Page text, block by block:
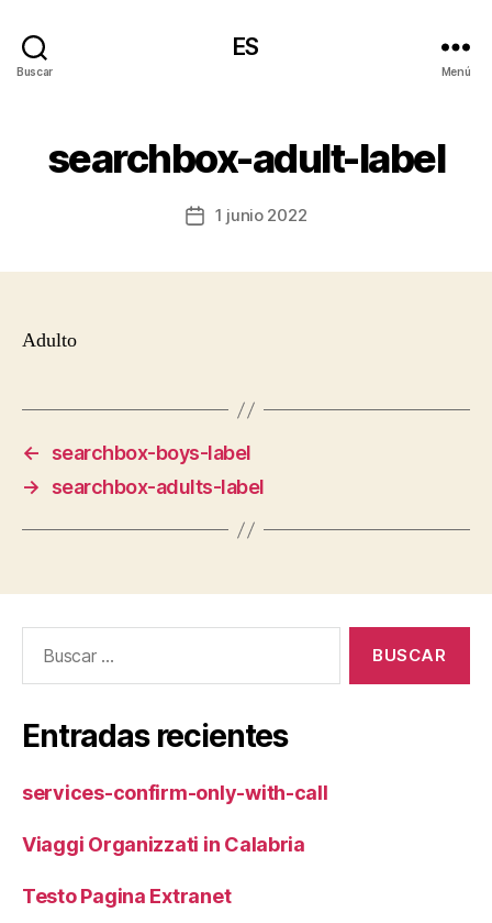
Buscar
ES
Menú
searchbox-adult-label
Fecha1 junio 2022
Adulto
←
searchbox-boys-label
→
searchbox-adults-label
Entradas recientes
services-confirm-only-with-call
Viaggi Organizzati in Calabria
Testo Pagina Extranet